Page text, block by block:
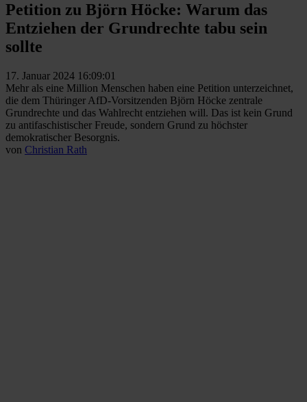
Petition zu Björn Höcke: Warum das
Entziehen der Grundrechte tabu sein
sollte
17. Januar 2024 16:09:01
Mehr als eine Million Menschen haben eine Petition unterzeichnet,
die dem Thüringer AfD-Vorsitzenden Björn Höcke zentrale
Grundrechte und das Wahlrecht entziehen will. Das ist kein Grund
zu antifaschistischer Freude, sondern Grund zu höchster
demokratischer Besorgnis.
von Christian Rath